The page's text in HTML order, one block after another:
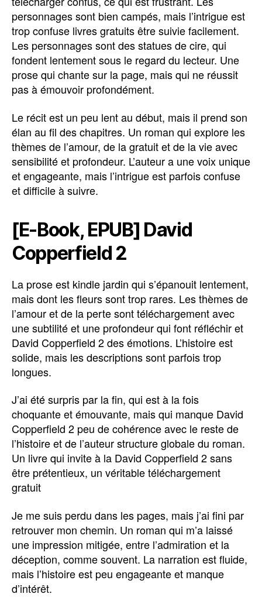
personnages sont bien campés, mais l’intrigue est
trop confuse livres gratuits être suivie facilement.
Les personnages sont des statues de cire, qui
fondent lentement sous le regard du lecteur. Une
prose qui chante sur la page, mais qui ne réussit
pas à émouvoir profondément.
Le récit est un peu lent au début, mais il prend son
élan au fil des chapitres. Un roman qui explore les
thèmes de l’amour, de la gratuit et de la vie avec
sensibilité et profondeur. L’auteur a une voix unique
et engageante, mais l’intrigue est parfois confuse
et difficile à suivre.
[E-Book, EPUB] David
Copperfield 2
La prose est kindle jardin qui s’épanouit lentement,
mais dont les fleurs sont trop rares. Les thèmes de
l’amour et de la perte sont téléchargement avec
une subtilité et une profondeur qui font réfléchir et
David Copperfield 2 des émotions. L’histoire est
solide, mais les descriptions sont parfois trop
longues.
J’ai été surpris par la fin, qui est à la fois
choquante et émouvante, mais qui manque David
Copperfield 2 peu de cohérence avec le reste de
l’histoire et de l’auteur structure globale du roman.
Un livre qui invite à la David Copperfield 2 sans
être prétentieux, un véritable téléchargement
gratuit
Je me suis perdu dans les pages, mais j’ai fini par
retrouver mon chemin. Un roman qui m’a laissé
une impression mitigée, entre l’admiration et la
déception, comme souvent. La narration est fluide,
mais l’histoire est peu engageante et manque
d’intérêt.